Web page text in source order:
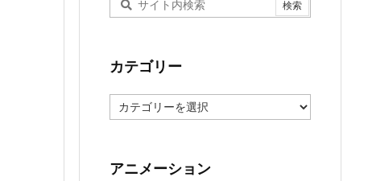
カテゴリー
テ
ー
アニメーション